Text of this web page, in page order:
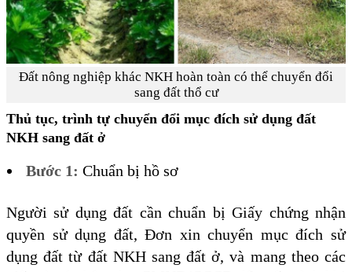
Đất nông nghiệp khác NKH hoàn toàn có thể chuyển đổi
sang đất thổ cư
Thủ tục, trình tự chuyển đổi mục đích sử dụng đất
NKH sang đất ở
Bước 1: Chuẩn bị hồ sơ
Người sử dụng đất cần chuẩn bị Giấy chứng nhận
quyền sử dụng đất, Đơn xin chuyển mục đích sử
dụng đất từ đất NKH sang đất ở, và mang theo các